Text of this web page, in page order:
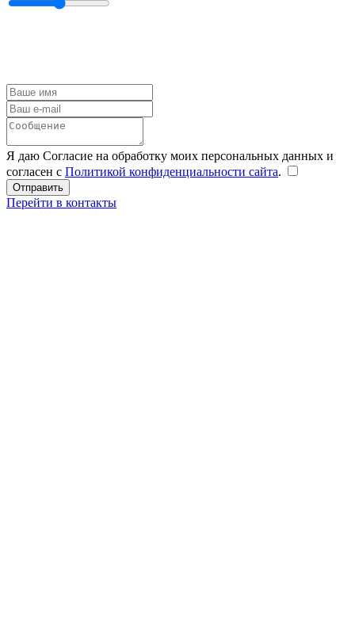
Я даю Согласие на обработку моих персональных данных и
согласен с Политикой конфиденциальности сайта.
Перейти в контакты